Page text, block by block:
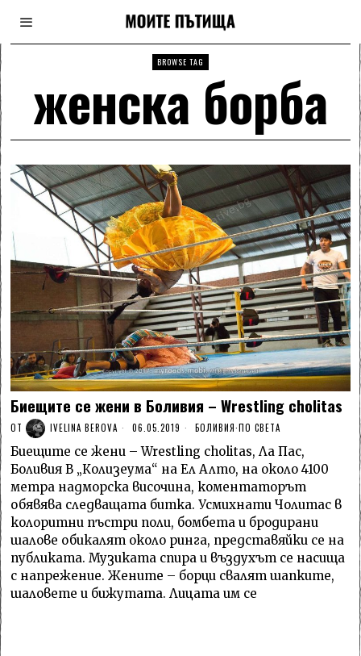
BROWSE TAG
женска борба
Биещите се жени в Боливия – Wrestling cholitas
ОТ IVELINA BEROVA 06.05.2019 БОЛИВИЯ·ПО СВЕТА
Биещите се жени – Wrestling cholitas, Ла Пас,
Боливия В „Колизеума“ на Ел Алто, на около 4100
метра надморска височина, коментаторът
обявява следващата битка. Усмихнати Чолитас в
колоритни пъстри поли, бомбета и бродирани
шалове обикалят около ринга, представяйки се на
публиката. Музиката спира и въздухът се насища
с напрежение. Жените – борци свалят шапките,
шаловете и бижутата. Лицата им се